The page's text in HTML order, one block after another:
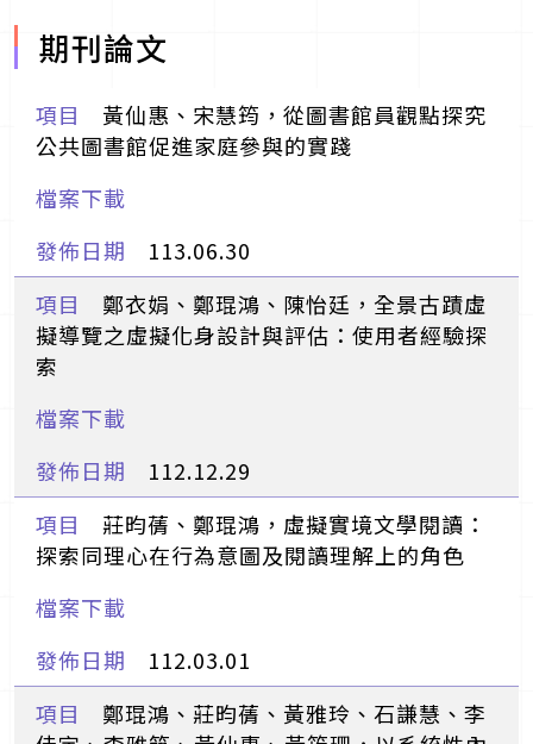
期刊論文
黃仙惠、宋慧筠，從圖書館員觀點探究
公共圖書館促進家庭參與的實踐
113.06.30
鄭衣娟、鄭琨鴻、陳怡廷，全景古蹟虛
擬導覽之虛擬化身設計與評估：使用者經驗探
索
112.12.29
莊昀蒨、鄭琨鴻，虛擬實境文學閱讀：
探索同理心在行為意圖及閱讀理解上的角色
112.03.01
鄭琨鴻、莊昀蒨、黃雅玲、石謙慧、李